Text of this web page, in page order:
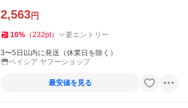
2,563円
10% （232pt） 要エントリー
3〜5日以内に発送（休業日を除く）
ベイシア ヤフーショップ
最安値を見る